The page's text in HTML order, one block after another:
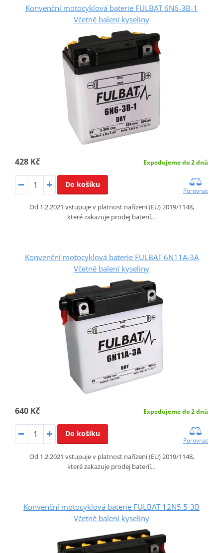
Konvenční motocyklová baterie FULBAT 6N6-3B-1
Včetně balení kyseliny
428 Kč Expedujeme do 2 dnů
Do košíku
Porovnat
Od 1.2.2021 vstupuje v platnost nařízení (EU) 2019/1148,
které zakazuje prodej baterií…
Konvenční motocyklová baterie FULBAT 6N11A-3A
Včetně balení kyseliny
640 Kč Expedujeme do 2 dnů
Do košíku
Porovnat
Od 1.2.2021 vstupuje v platnost nařízení (EU) 2019/1148,
které zakazuje prodej baterií…
Konvenční motocyklová baterie FULBAT 12N5.5-3B
Včetně balení kyseliny